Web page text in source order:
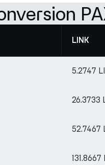
LINK
5.2747
26.3733
52.7467
131.8667